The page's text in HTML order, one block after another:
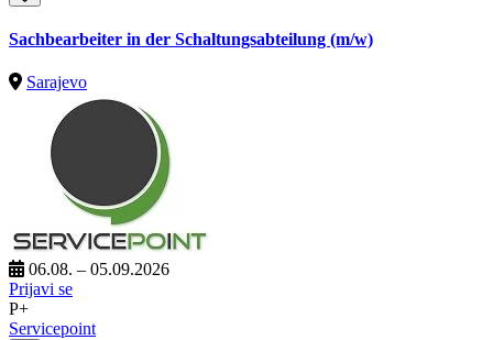
Sachbearbeiter in der Schaltungsabteilung (m/w)
Sarajevo
06.08. – 05.09.2026
Prijavi se
P+
Servicepoint